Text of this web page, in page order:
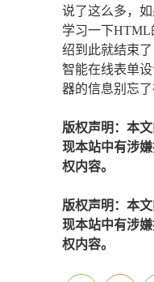
说了这么多，如
学习一下HTML
绍到此就结束
智能在线表单
器的信息别忘了
版权声明：本
现本站中有涉
权内容。
版权声明：本
现本站中有涉
权内容。